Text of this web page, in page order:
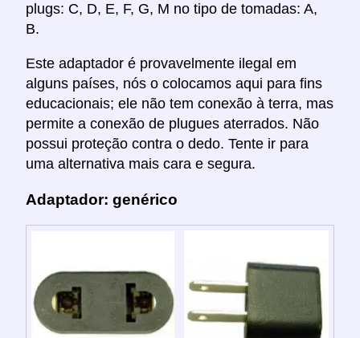
plugs: C, D, E, F, G, M no tipo de tomadas: A,
B.
Este adaptador é provavelmente ilegal em
alguns países, nós o colocamos aqui para fins
educacionais; ele não tem conexão à terra, mas
permite a conexão de plugues aterrados. Não
possui proteção contra o dedo. Tente ir para
uma alternativa mais cara e segura.
Adaptador: genérico